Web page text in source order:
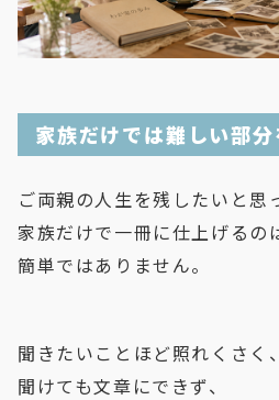
家族だけでは難しい部
ご両親の人生を残したいと思
家族だけで一冊に仕上げるの
簡単ではありません。
聞きたいことほど照れくさく、
聞けても文章にできず、